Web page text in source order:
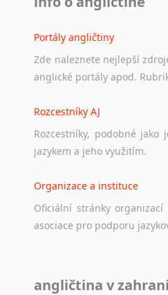
Portály angličtiny
Zde naleznete nejlepší
anglické portály apod.
Rozcestníky AJ
Rozcestníky, podobné jako
jazykem a jeho využitím.
Organizace a instituce
Oficiální stránky organizací
asociace pro podporu
Ať už se jedná o česká
angličtina v